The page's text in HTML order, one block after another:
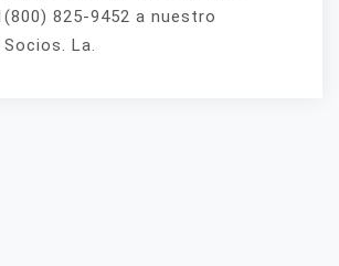
825-9452 a nuestro
La.